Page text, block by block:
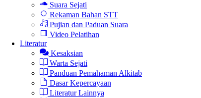
Suara Sejati
Rekaman Bahan STT
Pujian dan Paduan Suara
Video Pelatihan
Literatur
Kesaksian
Warta Sejati
Panduan Pemahaman Alkitab
Dasar Kepercayaan
Literatur Lainnya